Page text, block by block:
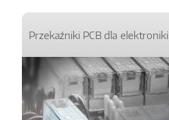
Przekaźniki PCB dla elektroniki